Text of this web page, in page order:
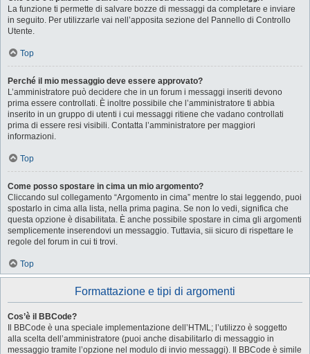
La funzione ti permette di salvare bozze di messaggi da completare e inviare
in seguito. Per utilizzarle vai nell’apposita sezione del Pannello di Controllo
Utente.
Top
Perché il mio messaggio deve essere approvato?
L’amministratore può decidere che in un forum i messaggi inseriti devono
prima essere controllati. È inoltre possibile che l’amministratore ti abbia
inserito in un gruppo di utenti i cui messaggi ritiene che vadano controllati
prima di essere resi visibili. Contatta l’amministratore per maggiori
informazioni.
Top
Come posso spostare in cima un mio argomento?
Cliccando sul collegamento “Argomento in cima” mentre lo stai leggendo, puoi
spostarlo in cima alla lista, nella prima pagina. Se non lo vedi, significa che
questa opzione è disabilitata. È anche possibile spostare in cima gli argomenti
semplicemente inserendovi un messaggio. Tuttavia, sii sicuro di rispettare le
regole del forum in cui ti trovi.
Top
Formattazione e tipi di argomenti
Cos’è il BBCode?
Il BBCode è una speciale implementazione dell’HTML; l’utilizzo è soggetto
alla scelta dell’amministratore (puoi anche disabilitarlo di messaggio in
messaggio tramite l’opzione nel modulo di invio messaggi). Il BBCode è simile